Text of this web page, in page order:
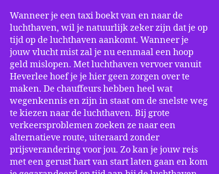
Wanneer je een taxi boekt van en naar de
luchthaven, wil je natuurlijk zeker zijn dat je op
tijd op de luchthaven aankomt. Wanneer je
jouw vlucht mist zal je nu eenmaal een hoop
geld mislopen. Met luchthaven vervoer vanuit
Heverlee hoef je je hier geen zorgen over te
maken. De chauffeurs hebben heel wat
wegenkennis en zijn in staat om de snelste weg
te kiezen naar de luchthaven. Bij grote
verkeersproblemen zoeken ze naar een
alternatieve route, uiteraard zonder
prijsverandering voor jou. Zo kan je jouw reis
met een gerust hart van start laten gaan en kom